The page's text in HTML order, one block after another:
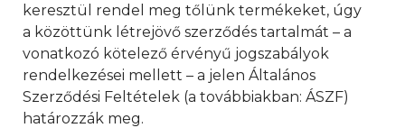
keresztül rendel meg tőlünk termékeket, úgy
a közöttünk létrejövő szerződés tartalmát – a
vonatkozó kötelező érvényű jogszabályok
rendelkezései mellett – a jelen Általános
Szerződési Feltételek (a továbbiakban: ÁSZF)
határozzák meg.